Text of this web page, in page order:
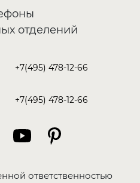
отделений
+7(495) 478-12-66
+7(495) 478-12-66
ответственностью